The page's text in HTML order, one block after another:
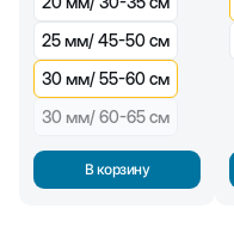
25 мм/ 45-50 см
30 мм/ 55-60 см
30 мм/ 60-65 см
В корзину